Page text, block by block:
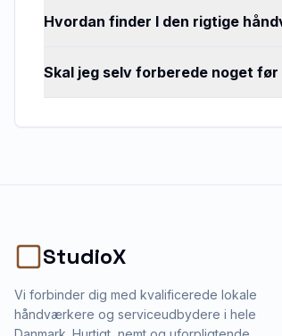
Hvordan finder I den rigtige
Skal jeg selv forberede noget
StudioX
Vi forbinder dig med kvalificerede lokale
håndværkere og serviceudbydere i hele